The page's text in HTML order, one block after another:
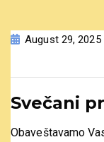
August 29, 2025
Svečani
Obaveštavamo